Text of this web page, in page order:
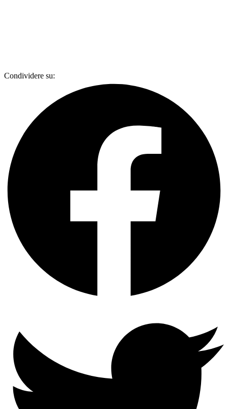
Condividere su: